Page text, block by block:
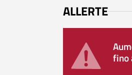
ALLERTE
fino